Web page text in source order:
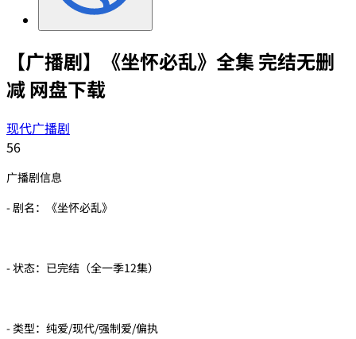
【广播剧】《坐怀必乱》全集 完结无删
减 网盘下载
现代广播剧
56
广播剧信息
- 剧名：《坐怀必乱》
- 状态：已完结（全一季12集）
- 类型：纯爱/现代/强制爱/偏执